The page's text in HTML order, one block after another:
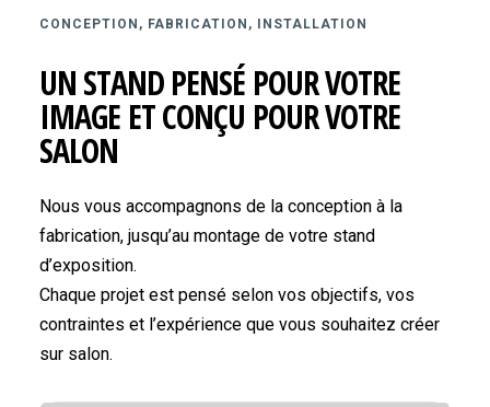
CONCEPTION, FABRICATION, INSTALLATION
UN STAND PENSÉ POUR VOTRE
IMAGE ET CONÇU POUR VOTRE
SALON
Nous vous accompagnons de la conception à la
fabrication, jusqu’au montage de votre stand
d’exposition.
Chaque projet est pensé selon vos objectifs, vos
contraintes et l’expérience que vous souhaitez créer
sur salon.